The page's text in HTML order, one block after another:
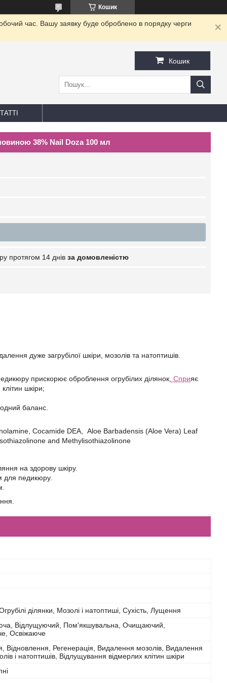
Кошик
час. Вашу заявку буде оброблено в порядку черги
Кошик
38% Nail Doza 100 мл
протягом 14 днів за домовленістю
дуже загрубілої шкіри, мозолів та натоптишів.
прискорює оброблення огрубілих ділянок . Сприяє
шкіри;
баланс.
Cocamide DEA, Aloe Barbadensis (Aloe Vera) Leaf
and Methylisothiazolinone
на здорову шкіру.
для педикюру.
ділянки, Мозолі і натоптиші, Сухість, Лущення
Відлущуючий, Пом'якшувальна, Очищаючий,
Освіжаюче
Відновлення, Регенерація, Видалення мозолів, Видалення
і натоптишів, Відлущування відмерлих клітин шкіри